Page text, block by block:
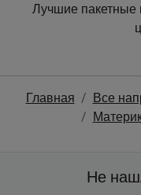
Лучшие
Главная Все
Не